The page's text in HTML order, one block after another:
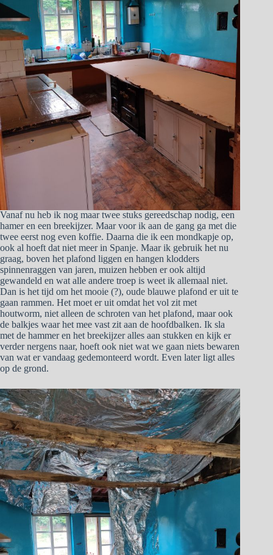
Vanaf nu heb ik nog maar twee stuks gereedschap nodig, een
hamer en een breekijzer. Maar voor ik aan de gang ga met die
twee eerst nog even koffie. Daarna die ik een mondkapje op,
ook al hoeft dat niet meer in Spanje. Maar ik gebruik het nu
graag, boven het plafond liggen en hangen klodders
spinnenraggen van jaren, muizen hebben er ook altijd
gewandeld en wat alle andere troep is weet ik allemaal niet.
Dan is het tijd om het mooie (?), oude blauwe plafond er uit te
gaan rammen. Het moet er uit omdat het vol zit met
houtworm, niet alleen de schroten van het plafond, maar ook
de balkjes waar het mee vast zit aan de hoofdbalken. Ik sla
met de hammer en het breekijzer alles aan stukken en kijk er
verder nergens naar, hoeft ook niet wat we gaan niets bewaren
van wat er vandaag gedemonteerd wordt. Even later ligt alles
op de grond.